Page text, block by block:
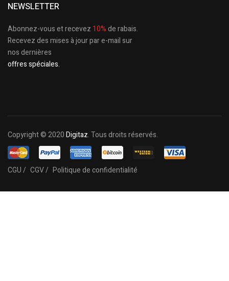
NEWSLETTER
Abonnez-vous et recevez 10%de rabais.
Recevez des mises à jour par e-mail sur
nos dernières
offres spéciales.
Copyright © 2020Digitaz. Tous droits réservés.
CGU / CGV / Politique de confidentialité